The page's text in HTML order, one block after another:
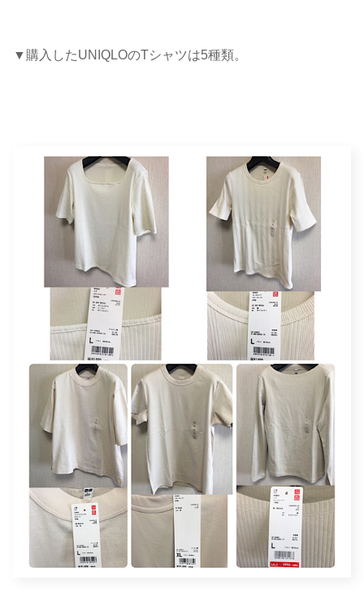
▼購入したUNIQLOのTシャツは5種類。